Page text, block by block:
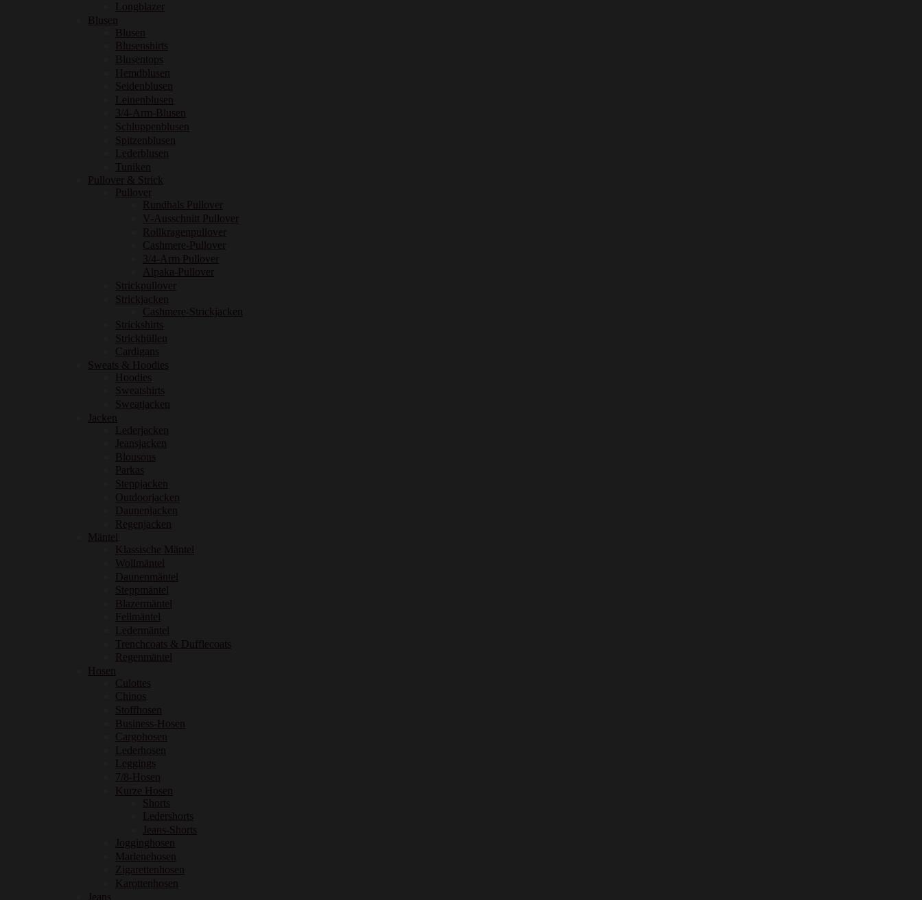
Longblazer
Blusen
Blusen
Blusenshirts
Blusentops
Hemdblusen
Seidenblusen
Leinenblusen
3/4-Arm-Blusen
Schluppenblusen
Spitzenblusen
Lederblusen
Tuniken
Pullover & Strick
Pullover
Rundhals Pullover
V-Ausschnitt Pullover
Rollkragenpullover
Cashmere-Pullover
3/4-Arm Pullover
Alpaka-Pullover
Strickpullover
Strickjacken
Cashmere-Strickjacken
Strickshirts
Strickhüllen
Cardigans
Sweats & Hoodies
Hoodies
Sweatshirts
Sweatjacken
Jacken
Lederjacken
Jeansjacken
Blousons
Parkas
Steppjacken
Outdoorjacken
Daunenjacken
Regenjacken
Mäntel
Klassische Mäntel
Wollmäntel
Daunenmäntel
Steppmäntel
Blazermäntel
Fellmäntel
Ledermäntel
Trenchcoats & Dufflecoats
Regenmäntel
Hosen
Culottes
Chinos
Stoffhosen
Business-Hosen
Cargohosen
Lederhosen
Leggings
7/8-Hosen
Kurze Hosen
Shorts
Ledershorts
Jeans-Shorts
Jogginghosen
Marlenehosen
Zigarettenhosen
Karottenhosen
Jeans